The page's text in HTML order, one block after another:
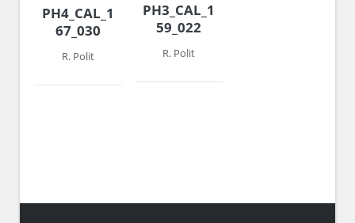
PH4_CAL_1966-
67_030
R. Polit
PH3_CAL_1958-
59_022
R. Polit